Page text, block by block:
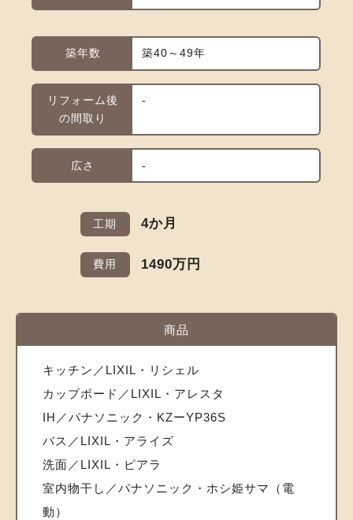
築年数 築40～49年
リフォーム後
の間取り
-
広さ -
工期 4か月
費用 1490万円
商品
キッチン／LIXIL・リシェル
カップボード／LIXIL・アレスタ
IH／パナソニック・KZーYP36S
バス／LIXIL・アライズ
洗面／LIXIL・ピアラ
室内物干し／パナソニック・ホシ姫サマ（電
動）